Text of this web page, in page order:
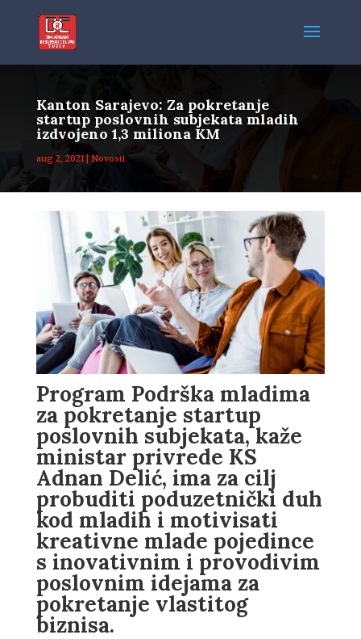
Kanton Sarajevo: Za pokretanje
startup poslovnih subjekata mladih
izdvojeno 1,3 miliona KM
aug 2, 2021|Novosti
Program Podrška mladima
za pokretanje startup
poslovnih subjekata, kaže
ministar privrede KS
Adnan Delić, ima za cilj
probuditi poduzetnički duh
kod mladih i motivisati
kreativne mlade pojedince
s inovativnim i provodivim
poslovnim idejama za
pokretanje vlastitog
biznisa.